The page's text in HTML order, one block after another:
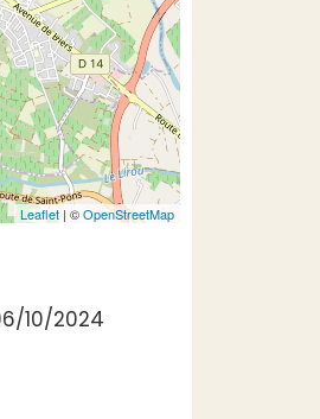
Leaflet | ©OpenStreetMap
10/2024